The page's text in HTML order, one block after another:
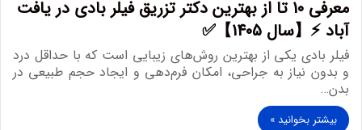
معرفی 10 تا از بهترین دکتر تزریق فیلر بادی در یافت
آباد ⚡【سال 1405】✅
فیلر بادی یکی از بهترین روش‌های زیبایی است که با حداقل درد
و بدون نیاز به جراحی، امکان فرم‌دهی و ایجاد حجم طبیعی در
بدن…
بیشتر بخوانید »